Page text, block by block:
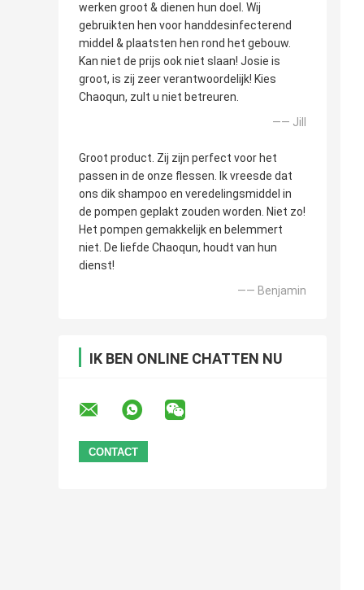
werken groot & dienen hun doel. Wij
gebruikten hen voor handdesinfecterend
middel & plaatsten hen rond het gebouw.
Kan niet de prijs ook niet slaan! Josie is
groot, is zij zeer verantwoordelijk! Kies
Chaoqun, zult u niet betreuren.
—— Jill
Groot product. Zij zijn perfect voor het
passen in de onze flessen. Ik vreesde dat
ons dik shampoo en veredelingsmiddel in
de pompen geplakt zouden worden. Niet zo!
Het pompen gemakkelijk en belemmert
niet. De liefde Chaoqun, houdt van hun
dienst!
—— Benjamin
IK BEN ONLINE CHATTEN NU